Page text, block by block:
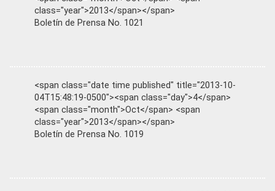
class="year">2013</span></span>
Boletín de Prensa No. 1021
<span class="date time published" title="2013-10-
04T15:48:19-0500"><span class="day">4</span>
<span class="month">Oct</span> <span
class="year">2013</span></span>
Boletín de Prensa No. 1019